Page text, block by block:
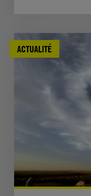
ACTUALITÉ